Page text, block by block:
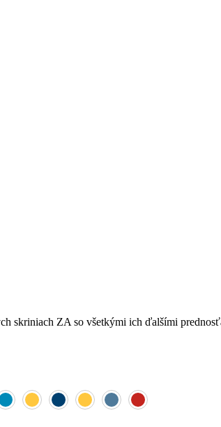
skriniach ZA so všetkými ich ďalšími